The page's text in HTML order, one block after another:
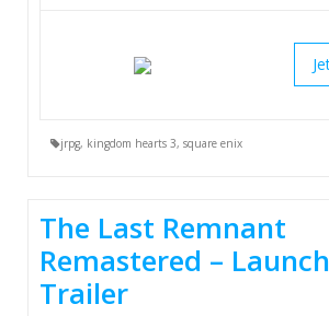
jrpg, kingdom hearts 3, square enix
The Last Remnant
Remastered – Launch
Trailer